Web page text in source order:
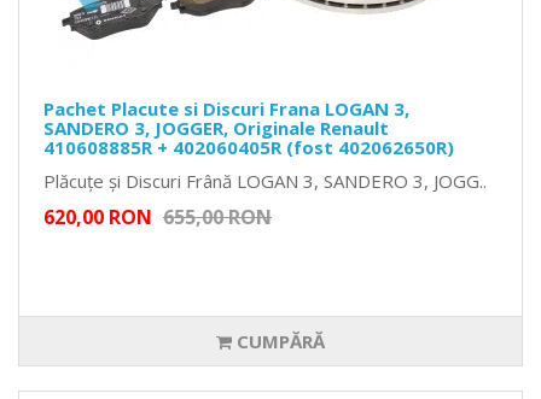
Pachet Placute si Discuri Frana LOGAN 3,
SANDERO 3, JOGGER, Originale Renault
410608885R + 402060405R (fost 402062650R)
Plăcuțe și Discuri Frână LOGAN 3, SANDERO 3, JOGG..
620,00 RON 655,00 RON
CUMPĂRĂ